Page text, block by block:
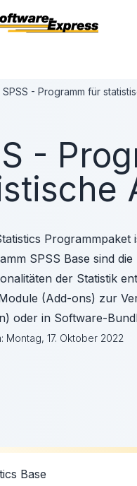
SPSS - Programm für
-
SPSS Base sind
der Statistik
(Add-ons) zur
oder in Software-
Montag, 17. Oktober 2022
Base